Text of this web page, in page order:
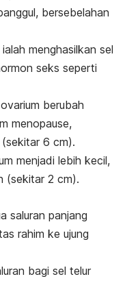
bersebelahan
menghasilkan sel
seks seperti
berubah
menopause,
6 cm).
menjadi lebih kecil,
(sekitar 2 cm).
saluran panjang
rahim ke ujung
bagi sel telur